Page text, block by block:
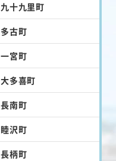
九十九里町
多古町
一宮町
大多喜町
長南町
睦沢町
長柄町